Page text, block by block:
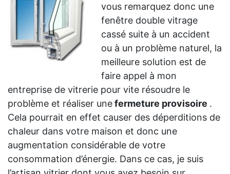
vous remarquez donc une
fenêtre double vitrage
cassé suite à un accident
ou à un problème naturel, la
meilleure solution est de
faire appel à mon
entreprise de vitrerie pour vite résoudre le
problème et réaliser unefermeture provisoire .
Cela pourrait en effet causer des déperditions de
chaleur dans votre maison et donc une
augmentation considérable de votre
consommation d’énergie. Dans ce cas, je suis